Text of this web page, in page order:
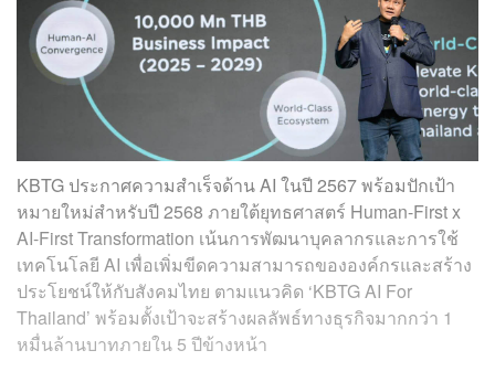
KBTG ประกาศความสำเร็จด้าน AI ในปี 2567 พร้อมปักเป้า
หมายใหม่สำหรับปี 2568 ภายใต้ยุทธศาสตร์ Human-First x
AI-First Transformation เน้นการพัฒนาบุคลากรและการใช้
เทคโนโลยี AI เพื่อเพิ่มขีดความสามารถขององค์กรและสร้าง
ประโยชน์ให้กับสังคมไทย ตามแนวคิด ‘KBTG AI For
Thailand’ พร้อมตั้งเป้าจะสร้างผลลัพธ์ทางธุรกิจมากกว่า 1
หมื่นล้านบาทภายใน 5 ปีข้างหน้า